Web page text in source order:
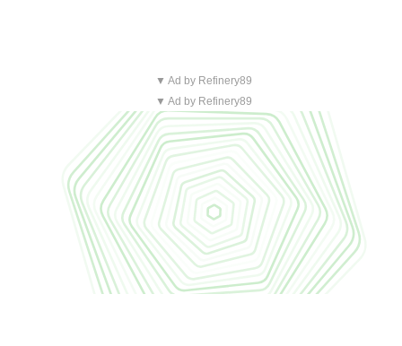
▼ Ad by Refinery89
▼ Ad by Refinery89